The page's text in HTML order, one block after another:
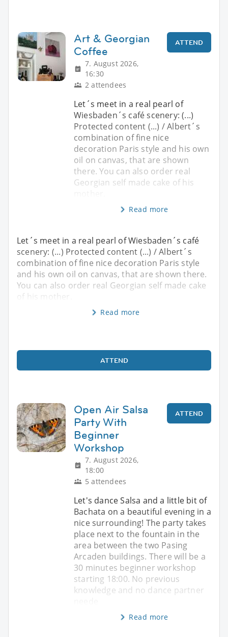
Art & Georgian
Coffee
7. August 2026,
16:30
2 attendees
ATTEND
Let´s meet in a real pearl of
Wiesbaden´s café scenery: (...)
Protected content (...) / Albert´s
combination of fine nice
decoration Paris style and his own
oil on canvas, that are shown
there. You can also order real
Georgian self made cake of his
Read more
Let´s meet in a real pearl of Wiesbaden´s café
scenery: (...) Protected content (...) / Albert´s
combination of fine nice decoration Paris style
and his own oil on canvas, that are shown there.
You can also order real Georgian self made cake
of his mother.
Read more
ATTEND
Open Air Salsa
Party With
Beginner
Workshop
7. August 2026,
18:00
5 attendees
ATTEND
Let's dance Salsa and a little bit of
Bachata on a beautiful evening in a
nice surrounding! The party takes
place next to the fountain in the
area between the two Pasing
Arcaden buildings. There will be a
30 minutes beginner workshop
starting 18:00. No previous
knowledge and no dance partner
Read more